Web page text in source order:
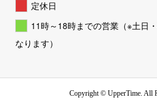
定休日
11時～18時までの営業（※土日
なります）
Copyright ©UpperTime. All